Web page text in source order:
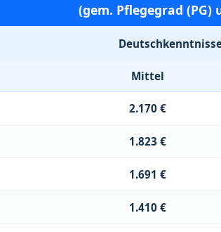
(gem. Pflegegrad
Mittel
2.170 €
1.823 €
1.691 €
1.410 €